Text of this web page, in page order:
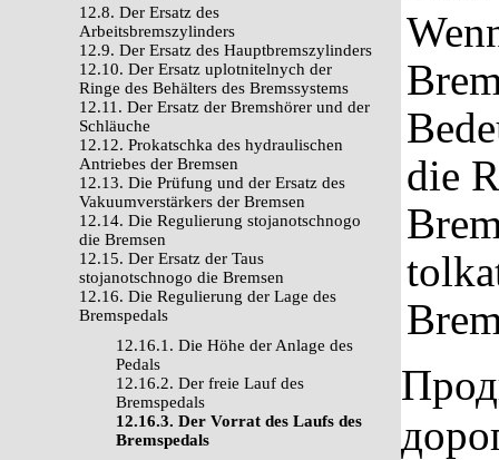
12.8. Der Ersatz des
Arbeitsbremszylinders
12.9. Der Ersatz des Hauptbremszylinders
12.10. Der Ersatz uplotnitelnych der
Ringe des Behälters des Bremssystems
12.11. Der Ersatz der Bremshörer und der
Schläuche
12.12. Prokatschka des hydraulischen
Antriebes der Bremsen
12.13. Die Prüfung und der Ersatz des
Vakuumverstärkers der Bremsen
12.14. Die Regulierung stojanotschnogo
die Bremsen
12.15. Der Ersatz der Taus
stojanotschnogo die Bremsen
12.16. Die Regulierung der Lage des
Bremspedals
12.16.1. Die Höhe der Anlage des
Pedals
12.16.2. Der freie Lauf des
Bremspedals
12.16.3. Der Vorrat des Laufs des
Bremspedals
die